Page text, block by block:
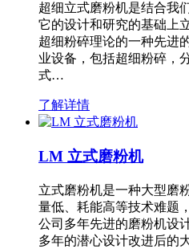
超细立式磨粉机是结合我
它的设计和研究的基础上
超细粉碎理论的一种先进
业设备，包括超细粉碎，
式…
了解详情
LM 立式磨粉机
立式磨粉机是一种大型磨
量低、耗能高等技术难题
公司多年先进的磨粉机设
多年的潜心设计改进后的